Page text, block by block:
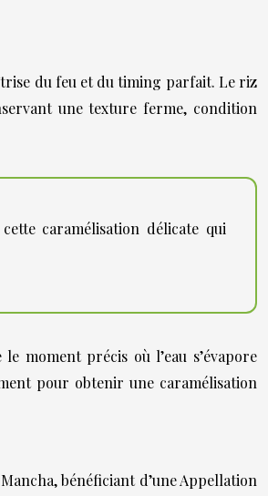
du feu et du timing parfait. Le riz
une texture ferme, condition
caramélisation délicate qui
moment précis où l’eau s’évapore
pour obtenir une caramélisation
bénéficiant d’une Appellation